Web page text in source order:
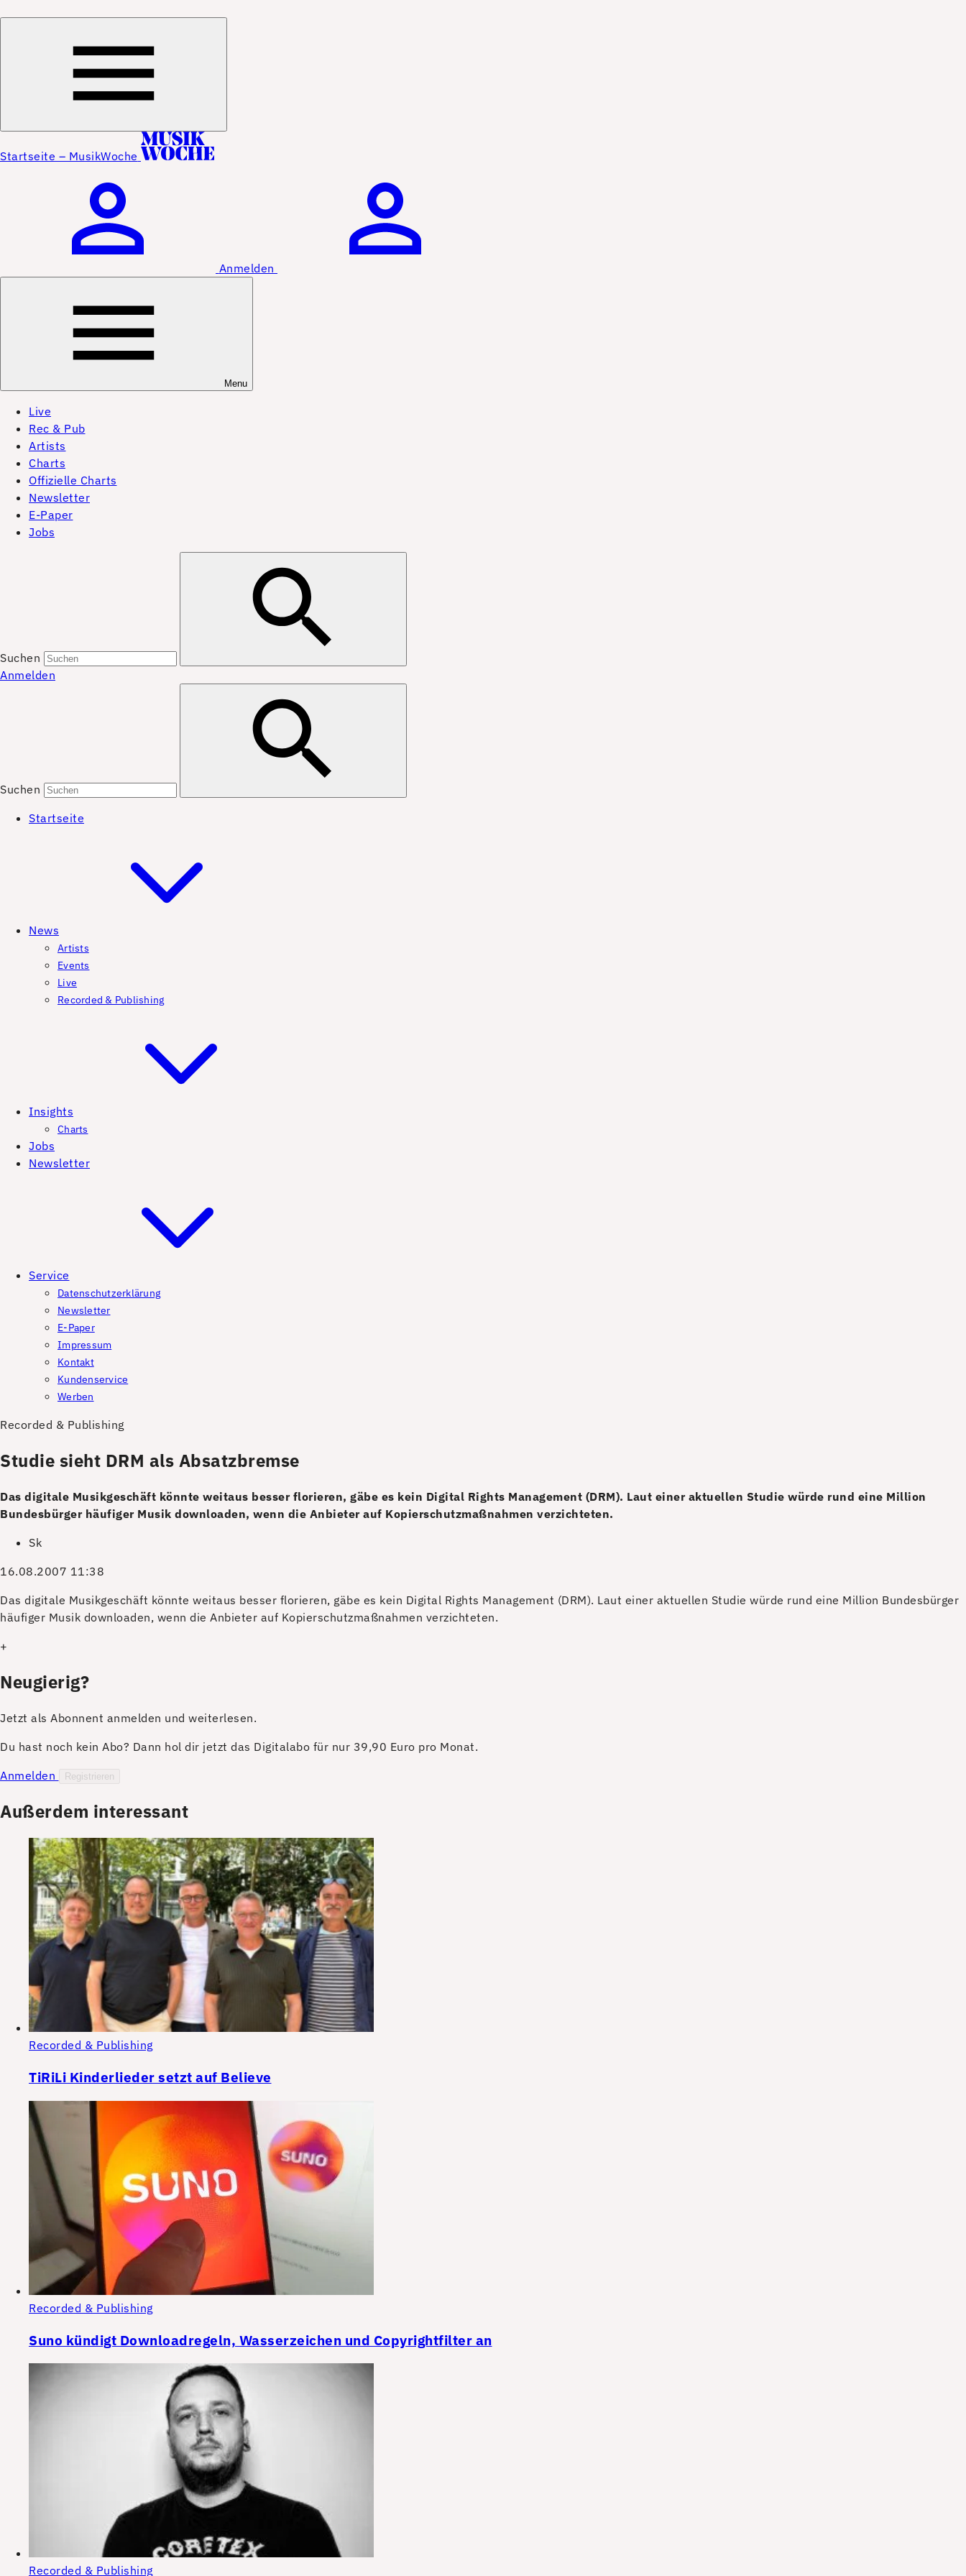
Startseite – MusikWoche
Anmelden
Menu
Live
Rec & Pub
Artists
Charts
Offizielle Charts
Newsletter
E-Paper
Jobs
Suchen
Anmelden
Suchen
Startseite
News
Artists
Events
Live
Recorded & Publishing
Insights
Charts
Jobs
Newsletter
Service
Datenschutzerklärung
Newsletter
E-Paper
Impressum
Kontakt
Kundenservice
Werben
Recorded & Publishing
Studie sieht DRM als Absatzbremse
Das digitale Musikgeschäft könnte weitaus besser florieren, gäbe es kein Digital Rights Management (DRM). Laut einer aktuellen Studie würde rund eine Million
Bundesbürger häufiger Musik downloaden, wenn die Anbieter auf Kopierschutzmaßnahmen verzichteten.
Sk
16.08.2007 11:38
Das digitale Musikgeschäft könnte weitaus besser florieren, gäbe es kein Digital Rights Management (DRM). Laut einer aktuellen Studie würde rund eine Million Bundesbürger
häufiger Musik downloaden, wenn die Anbieter auf Kopierschutzmaßnahmen verzichteten.
+
Neugierig?
Jetzt als Abonnent anmelden und weiterlesen.
Du hast noch kein Abo? Dann hol dir jetzt das Digitalabo für nur 39,90 Euro pro Monat.
Anmelden
Registrieren
Außerdem interessant
Recorded & Publishing
TiRiLi Kinderlieder setzt auf Believe
Recorded & Publishing
Suno kündigt Downloadregeln, Wasserzeichen und Copyrightfilter an
Recorded & Publishing